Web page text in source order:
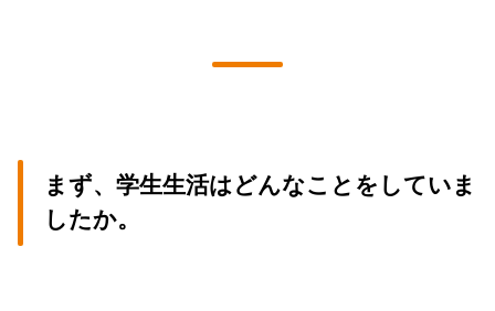
まず、学生生活はどんなことをしていま
したか。